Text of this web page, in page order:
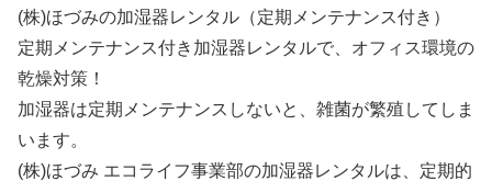
(株)ほづみの加湿器レンタル（定期メンテナンス付き）
定期メンテナンス付き加湿器レンタルで、オフィス環境の
乾燥対策！
加湿器は定期メンテナンスしないと、雑菌が繁殖してしま
います。
(株)ほづみ エコライフ事業部の加湿器レンタルは、定期的